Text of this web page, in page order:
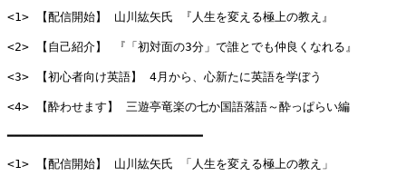
<1> 【配信開始】 山川紘矢氏 『人生を変える極上の教え』
<2> 【自己紹介】 『「初対面の3分」で誰とでも仲良くなれる』
<3> 【初心者向け英語】 4月から、心新たに英語を学ぼう
<4> 【酔わせます】 三遊亭竜楽の七か国語落語～酔っぱらい編
━━━━━━━━━━━━━━━━━━━━━━━━━━━
<1> 【配信開始】 山川紘矢氏 「人生を変える極上の教え」